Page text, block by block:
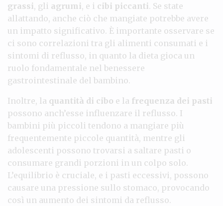
grassi, gli agrumi, e i cibi piccanti. Se state
allattando, anche ciò che mangiate potrebbe avere
un impatto significativo. È importante osservare se
ci sono correlazioni tra gli alimenti consumati e i
sintomi di reflusso, in quanto la dieta gioca un
ruolo fondamentale nel benessere
gastrointestinale del bambino.
Inoltre, la quantità di cibo e la frequenza dei pasti
possono anch’esse influenzare il reflusso. I
bambini più piccoli tendono a mangiare più
frequentemente piccole quantità, mentre gli
adolescenti possono trovarsi a saltare pasti o
consumare grandi porzioni in un colpo solo.
L’equilibrio è cruciale, e i pasti eccessivi, possono
causare una pressione sullo stomaco, provocando
così un aumento dei sintomi da reflusso.